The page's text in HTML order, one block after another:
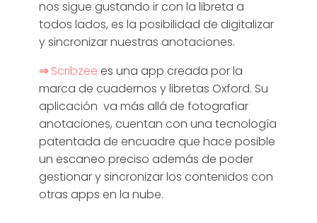
nos sigue gustando ir con la libreta a
todos lados, es la posibilidad de digitalizar
y sincronizar nuestras anotaciones.
⇒ Scribzee es una app creada por la
marca de cuadernos y libretas Oxford. Su
aplicación va más allá de fotografiar
anotaciones, cuentan con una tecnología
patentada de encuadre que hace posible
un escaneo preciso además de poder
gestionar y sincronizar los contenidos con
otras apps en la nube.